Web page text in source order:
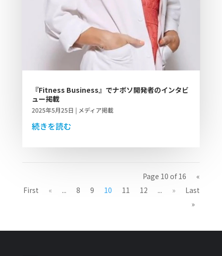
『Fitness Business』でナボソ開発者のインタビ
ュー掲載
2025年5月25日 | メディア掲載
続きを読む
Page 10 of 16
«
First
« ... 8 9 10 11 12 ... »
Last
»